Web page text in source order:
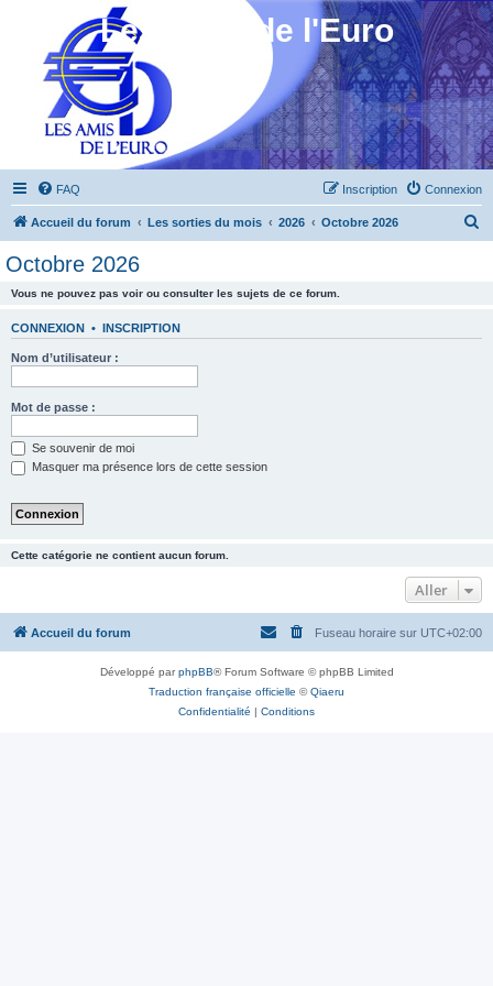
Les Amis de l'Euro
FAQ Connexion
Inscription
Accueil du forum Les sorties du mois 2026 Octobre 2026
Octobre 2026
Vous ne pouvez pas voir ou consulter les sujets de ce forum.
CONNEXION • INSCRIPTION
Nom d’utilisateur :
Mot de passe :
Se souvenir de moi
Masquer ma présence lors de cette session
Cette catégorie ne contient aucun forum.
Aller
Accueil du forum Fuseau horaire sur UTC+02:00
Développé parphpBB® Forum Software © phpBB Limited
Traduction française officielle ©Qiaeru
Confidentialité | Conditions